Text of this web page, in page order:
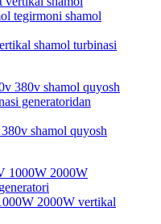
shamol turbinasi
shamol quyosh
2000W vertikal